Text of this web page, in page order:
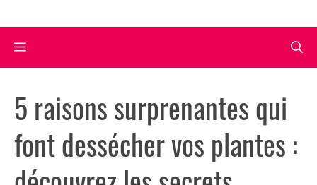
Menu
5 raisons surprenantes qui
font dessécher vos plantes :